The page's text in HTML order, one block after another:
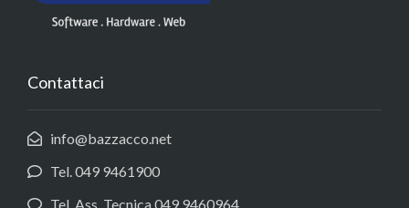
Contattaci
info@bazzacco.net
Tel. 049 9461900
Tel. Ass. Tecnica 049 9460964